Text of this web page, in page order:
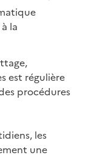
la
est régulière
procédures
les
une